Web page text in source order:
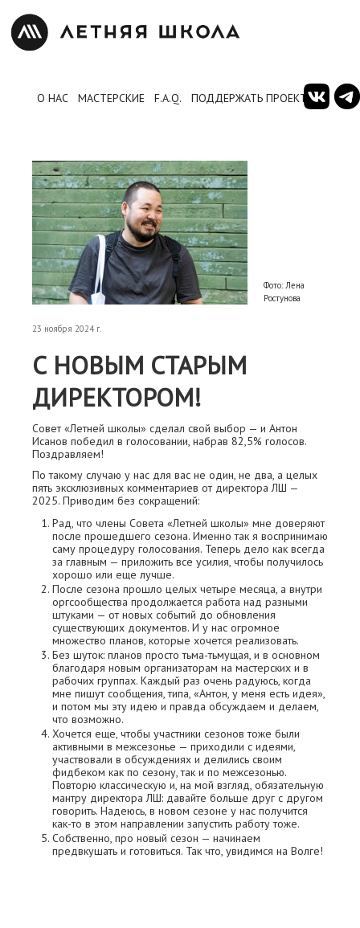
О НАС МАСТЕРСКИЕ F.A.Q. ПОДДЕРЖАТЬ ПРОЕКТ
Фото: Лена
Ростунова
23 ноября 2024 г.
С НОВЫМ СТАРЫМ
ДИРЕКТОРОМ!
Совет «Летней школы» сделал свой выбор — и Антон
Исанов победил в голосовании, набрав 82,5% голосов.
Поздравляем!
По такому случаю у нас для вас не один, не два, а целых
пять эксклюзивных комментариев от директора ЛШ —
2025. Приводим без сокращений:
Рад, что члены Совета «Летней школы» мне доверяют
после прошедшего сезона. Именно так я воспринимаю
саму процедуру голосования. Теперь дело как всегда
за главным — приложить все усилия, чтобы получилось
хорошо или еще лучше.
После сезона прошло целых четыре месяца, а внутри
оргсообщества продолжается работа над разными
штуками — от новых событий до обновления
существующих документов. И у нас огромное
множество планов, которые хочется реализовать.
Без шуток: планов просто тьма-тьмущая, и в основном
благодаря новым организаторам на мастерских и в
рабочих группах. Каждый раз очень радуюсь, когда
мне пишут сообщения, типа, «Антон, у меня есть идея»,
и потом мы эту идею и правда обсуждаем и делаем,
что возможно.
Хочется еще, чтобы участники сезонов тоже были
активными в межсезонье — приходили с идеями,
участвовали в обсуждениях и делились своим
фидбеком как по сезону, так и по межсезонью.
Повторю классическую и, на мой взгляд, обязательную
мантру директора ЛШ: давайте больше друг с другом
говорить. Надеюсь, в новом сезоне у нас получится
как-то в этом направлении запустить работу тоже.
Собственно, про новый сезон — начинаем
предвкушать и готовиться. Так что, увидимся на Волге!